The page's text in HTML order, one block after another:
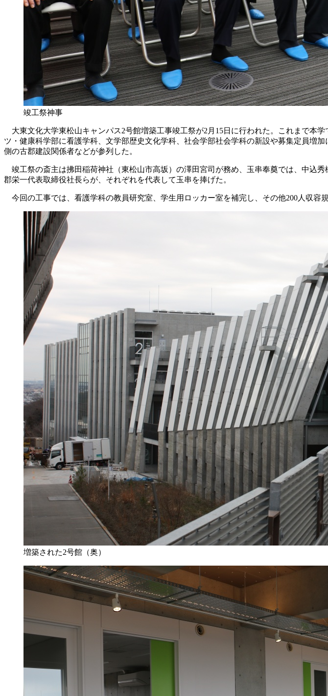
竣工祭神事
大東文化大学東松山キャンパス2号館増築工事竣工祭が2月15日に行われた。これまで本
ツ・健康科学部に看護学科、文学部歴史文化学科、社会学部社会学科の新設や募集定員増
側の古郡建設関係者などが参列した。
竣工祭の斎主は拂田稲荷神社（東松山市高坂）の澤田宮司が務め、玉串奉奠では、中込
郡栄一代表取締役社長らが、それぞれを代表して玉串を捧げた。
今回の工事では、看護学科の教員研究室、学生用ロッカー室を補完し、その他200人収容
増築された2号館（奥）